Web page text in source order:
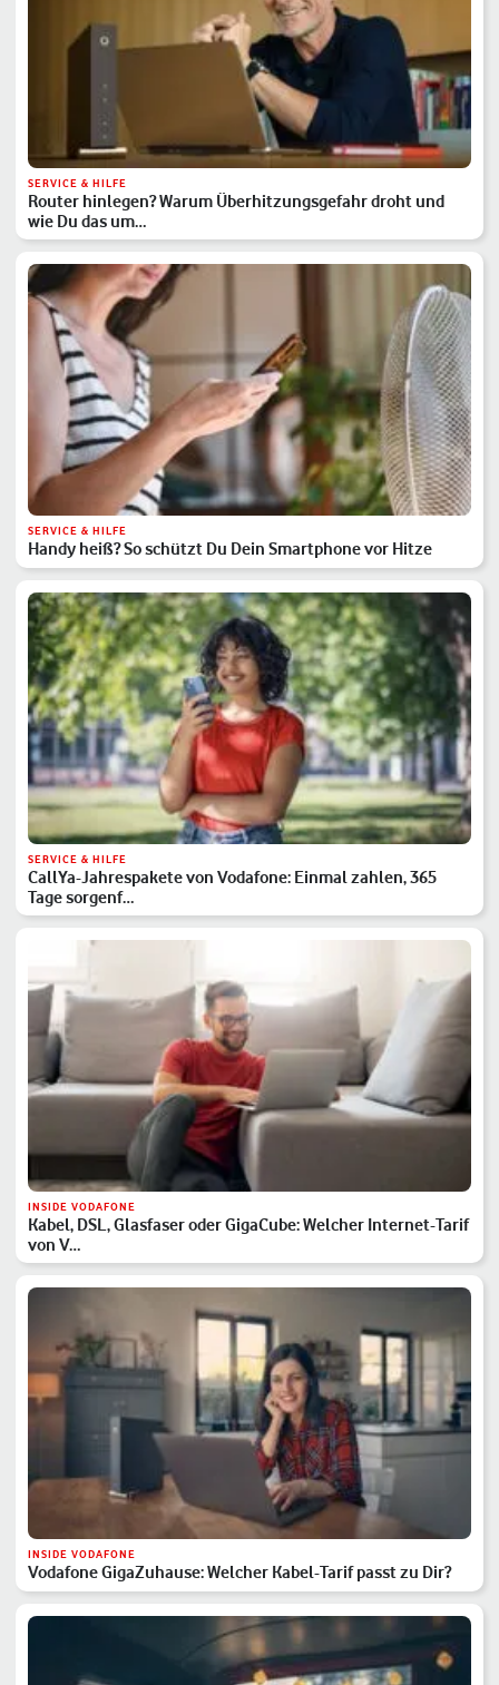
SERVICE & HILFE
Router hinlegen? Warum Überhitzungsgefahr droht und
wie Du das um…
SERVICE & HILFE
Handy heiß? So schützt Du Dein Smartphone vor Hitze
SERVICE & HILFE
CallYa-Jahrespakete von Vodafone: Einmal zahlen, 365
Tage sorgenf…
INSIDE VODAFONE
Kabel, DSL, Glasfaser oder GigaCube: Welcher Internet-Tarif
von V…
INSIDE VODAFONE
Vodafone GigaZuhause: Welcher Kabel-Tarif passt zu Dir?